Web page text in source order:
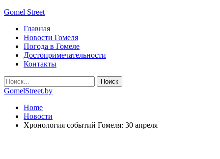
Gomel Street
Главная
Новости Гомеля
Погода в Гомеле
Достопримечательности
Контакты
GomelStreet.by
Home
Новости
Хронология событий Гомеля: 30 апреля